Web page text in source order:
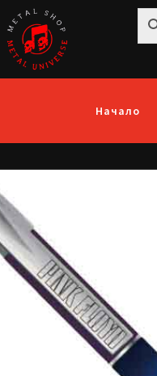
Начало